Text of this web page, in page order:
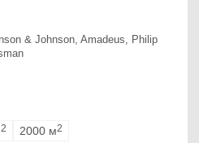
& Johnson, Amadeus, Philip
2 2000 м2